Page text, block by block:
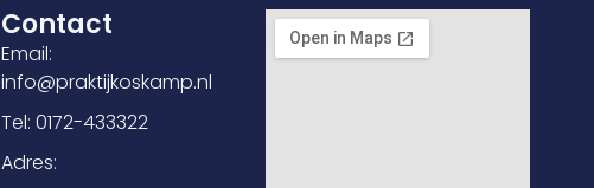
Contact
Email:
info@praktijkoskamp.nl
Tel: 0172-433322
Adres: